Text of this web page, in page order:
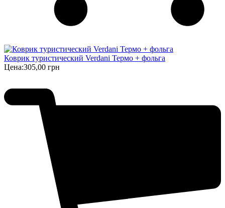
Коврик туристический Verdani Термо + фольга
Цена:305,00 грн